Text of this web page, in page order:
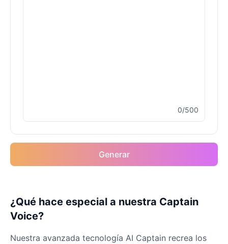
Male @Holiday
Rocket(Guardians of the
Galaxy)
Spiderman
0/500
Generar
¿Qué hace especial a nuestra Captain
Voice?
Nuestra avanzada tecnología AI Captain recrea los